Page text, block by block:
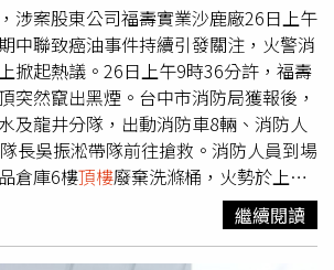
廳觀測，嘉島町在此次強震中推測達到
度數值仍在確認中。由於爆炸事件發
界關注是否為地震造成設備損壞、瓦斯
發，目前尚未有正式結論。附近商家也
1間鄰近文具店店員表示，下午5時30
熊本方向突然傳出巨大聲響，聽起來像
為又發生了一次地震」。附近計程車司
聽到1聲類似「砰」的巨大聲響，伴隨
永旺夢樂城的牆體被震落，甚至波及道
，永旺夢樂城熊本是熊本地區重要商業
涉案股東公司福壽實業沙鹿廠26日上午
中聯致癌油事件持續引發關注，火警消
掀起熱議。26日上午9時36分許，福壽
突然竄出黑煙。台中市消防局獲報後，
及龍井分隊，出動消防車8輛、消防人
長吳振淞帶隊前往搶救。消防人員到場
倉庫6樓頂樓廢棄洗滌桶，火勢於上午9
積約3平方公尺，無人員傷亡及財物損
待火災調查人員釐清。消息曝光後，臉
平台湧入大量討論，不少網友留言質
繼續閱讀